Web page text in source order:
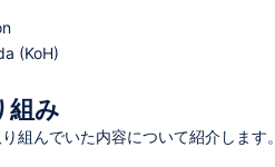
(KoH)
組み
組んでいた内容について紹介します。